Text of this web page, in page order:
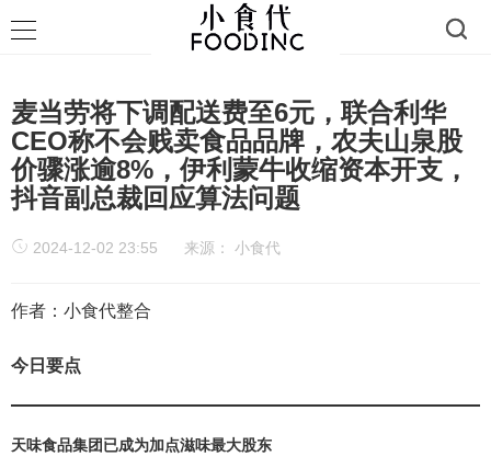
麦当劳将下调配送费至6元，联合利华
CEO称不会贱卖食品品牌，农夫山泉股
价骤涨逾8%，伊利蒙牛收缩资本开支，
抖音副总裁回应算法问题
2024-12-02 23:55 来源： 小食代
作者：小食代整合
今日要点
天味食品集团已成为加点滋味最大股东